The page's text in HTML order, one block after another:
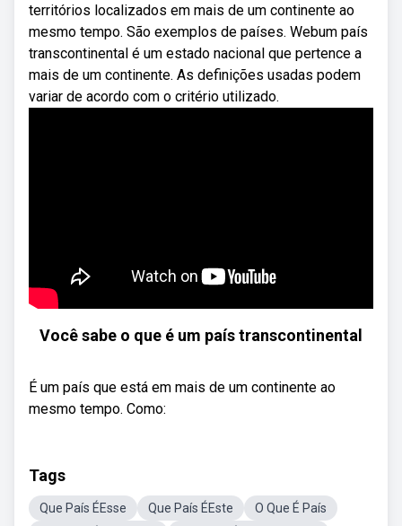
territórios localizados em mais de um continente ao
mesmo tempo. São exemplos de países. Webum país
transcontinental é um estado nacional que pertence a
mais de um continente. As definições usadas podem
variar de acordo com o critério utilizado.
Você sabe o que é um país transcontinental
É um país que está em mais de um continente ao
mesmo tempo. Como:
Tags
Que País ÉEsse Que País ÉEste O Que É País